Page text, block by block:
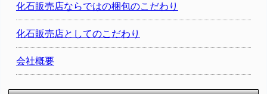
化石販売店ならではの梱包のこだわり
化石販売店としてのこだわり
会社概要